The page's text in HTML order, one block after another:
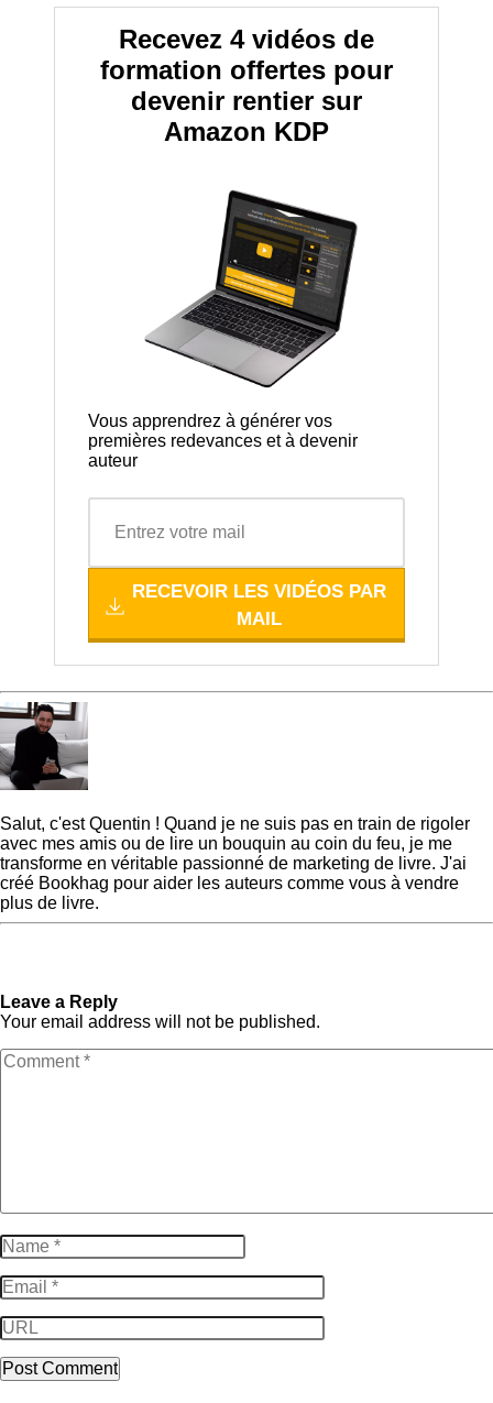
Recevez 4 vidéos de
formation offertes pour
devenir rentier sur
Amazon KDP
Vous apprendrez à générer vos
premières redevances et à devenir
auteur
RECEVOIR LES VIDÉOS PAR
MAIL
Salut, c'est Quentin ! Quand je ne suis pas en train de rigoler
avec mes amis ou de lire un bouquin au coin du feu, je me
transforme en véritable passionné de marketing de livre. J'ai
créé Bookhag pour aider les auteurs comme vous à vendre
plus de livre.
Leave a Reply
Your email address will not be published.